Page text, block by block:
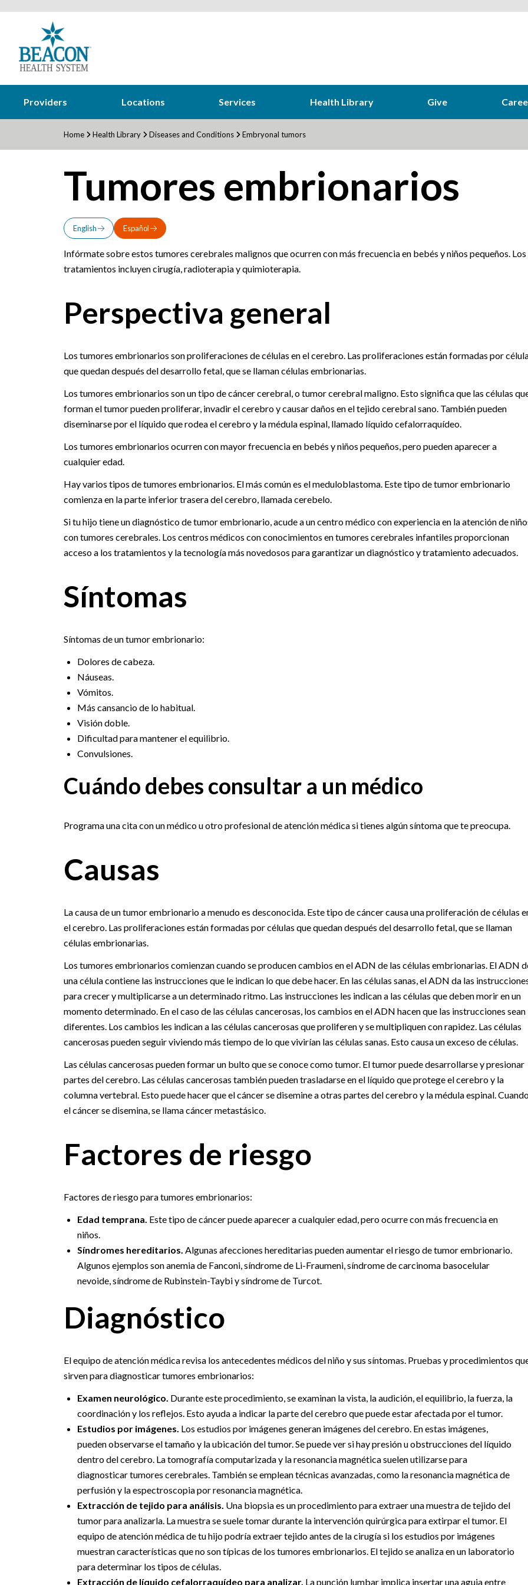
Providers Locations Services Health Library Give
Home Health Library Diseases and Conditions Embryonal tumors
Tumores embrionarios
English Español
Infórmate sobre estos tumores cerebrales malignos que ocurren con más frecuencia en bebés y niños pequeños. Los
tratamientos incluyen cirugía, radioterapia y quimioterapia.
Perspectiva general
Los tumores embrionarios son proliferaciones de células en el cerebro. Las proliferaciones están formadas por
que quedan después del desarrollo fetal, que se llaman células embrionarias.
Los tumores embrionarios son un tipo de cáncer cerebral, o tumor cerebral maligno. Esto significa que las células
forman el tumor pueden proliferar, invadir el cerebro y causar daños en el tejido cerebral sano. También pueden
diseminarse por el líquido que rodea el cerebro y la médula espinal, llamado líquido cefalorraquídeo.
Los tumores embrionarios ocurren con mayor frecuencia en bebés y niños pequeños, pero pueden aparecer a
cualquier edad.
Hay varios tipos de tumores embrionarios. El más común es el meduloblastoma. Este tipo de tumor embrionario
comienza en la parte inferior trasera del cerebro, llamada cerebelo.
Si tu hijo tiene un diagnóstico de tumor embrionario, acude a un centro médico con experiencia en la atención de
con tumores cerebrales. Los centros médicos con conocimientos en tumores cerebrales infantiles proporcionan
acceso a los tratamientos y la tecnología más novedosos para garantizar un diagnóstico y tratamiento adecuados.
Síntomas
Síntomas de un tumor embrionario:
Dolores de cabeza.
Náuseas.
Vómitos.
Más cansancio de lo habitual.
Visión doble.
Dificultad para mantener el equilibrio.
Convulsiones.
Cuándo debes consultar a un médico
Programa una cita con un médico u otro profesional de atención médica si tienes algún síntoma que te preocupa.
Causas
La causa de un tumor embrionario a menudo es desconocida. Este tipo de cáncer causa una proliferación de células
el cerebro. Las proliferaciones están formadas por células que quedan después del desarrollo fetal, que se llaman
células embrionarias.
Los tumores embrionarios comienzan cuando se producen cambios en el ADN de las células embrionarias. El ADN
una célula contiene las instrucciones que le indican lo que debe hacer. En las células sanas, el ADN da las
para crecer y multiplicarse a un determinado ritmo. Las instrucciones les indican a las células que deben morir en un
momento determinado. En el caso de las células cancerosas, los cambios en el ADN hacen que las instrucciones sean
diferentes. Los cambios les indican a las células cancerosas que proliferen y se multipliquen con rapidez. Las células
cancerosas pueden seguir viviendo más tiempo de lo que vivirían las células sanas. Esto causa un exceso de células.
Las células cancerosas pueden formar un bulto que se conoce como tumor. El tumor puede desarrollarse y presionar
partes del cerebro. Las células cancerosas también pueden trasladarse en el líquido que protege el cerebro y la
columna vertebral. Esto puede hacer que el cáncer se disemine a otras partes del cerebro y la médula espinal.
el cáncer se disemina, se llama cáncer metastásico.
Factores de riesgo
Factores de riesgo para tumores embrionarios:
Edad temprana. Este tipo de cáncer puede aparecer a cualquier edad, pero ocurre con más frecuencia en
niños.
Síndromes hereditarios. Algunas afecciones hereditarias pueden aumentar el riesgo de tumor embrionario.
Algunos ejemplos son anemia de Fanconi, síndrome de Li-Fraumeni, síndrome de carcinoma basocelular
nevoide, síndrome de Rubinstein-Taybi y síndrome de Turcot.
Diagnóstico
El equipo de atención médica revisa los antecedentes médicos del niño y sus síntomas. Pruebas y procedimientos
sirven para diagnosticar tumores embrionarios:
Examen neurológico. Durante este procedimiento, se examinan la vista, la audición, el equilibrio, la fuerza, la
coordinación y los reflejos. Esto ayuda a indicar la parte del cerebro que puede estar afectada por el tumor.
Estudios por imágenes. Los estudios por imágenes generan imágenes del cerebro. En estas imágenes,
pueden observarse el tamaño y la ubicación del tumor. Se puede ver si hay presión u obstrucciones del líquido
dentro del cerebro. La tomografía computarizada y la resonancia magnética suelen utilizarse para
diagnosticar tumores cerebrales. También se emplean técnicas avanzadas, como la resonancia magnética de
perfusión y la espectroscopia por resonancia magnética.
Extracción de tejido para análisis. Una biopsia es un procedimiento para extraer una muestra de tejido del
tumor para analizarla. La muestra se suele tomar durante la intervención quirúrgica para extirpar el tumor. El
equipo de atención médica de tu hijo podría extraer tejido antes de la cirugía si los estudios por imágenes
muestran características que no son típicas de los tumores embrionarios. El tejido se analiza en un laboratorio
para determinar los tipos de células.
Extracción de líquido cefalorraquídeo para analizar. La punción lumbar implica insertar una aguja entre